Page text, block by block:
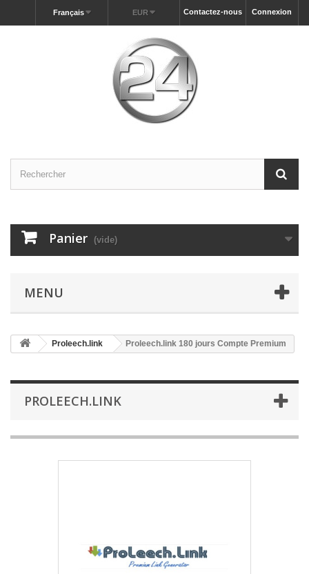
Connexion
Contactez-nous
EUR
Français
Panier (vide)
MENU
Proleech.link Proleech.link 180 jours Compte Premium
PROLEECH.LINK